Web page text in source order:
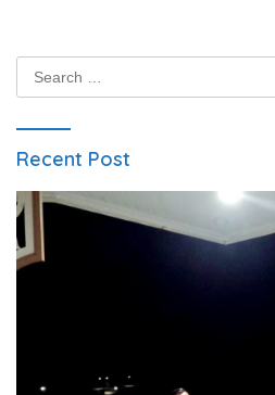
Search
for:
Recent Post